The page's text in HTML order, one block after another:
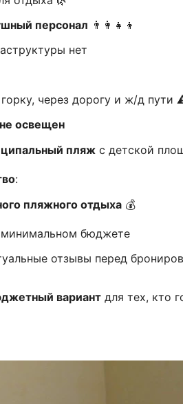
персонал 👨👩👧👦
нет
через дорогу и ж/д пути
освещен
пляж с детской
:
пляжного отдыха 💰
бюджете
отзывы перед
вариант для тех, кто